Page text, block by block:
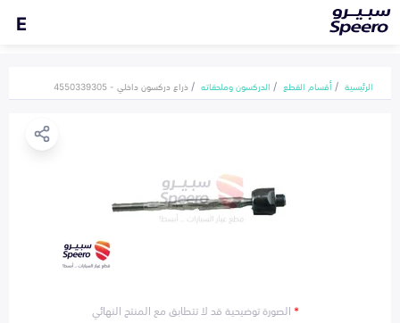
E
الرئيسية أقسام القطع الدركسون وملحقاته ذراع دركسون داخلي - 4550339305
*الصورة توضيحية قد لا تتطابق مع المنتج النهائي